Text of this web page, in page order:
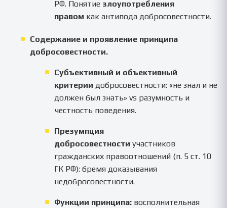
РФ. Понятие злоупотребления
правом как антипода добросовестности.
Содержание и проявление принципа
добросовестности.
Субъективный и объективный
критерии добросовестности: «не знал и не
должен был знать» vs разумность и
честность поведения.
Презумпция
добросовестности участников
гражданских правоотношений (п. 5 ст. 10
ГК РФ): бремя доказывания
недобросовестности.
Функции принципа: восполнительная